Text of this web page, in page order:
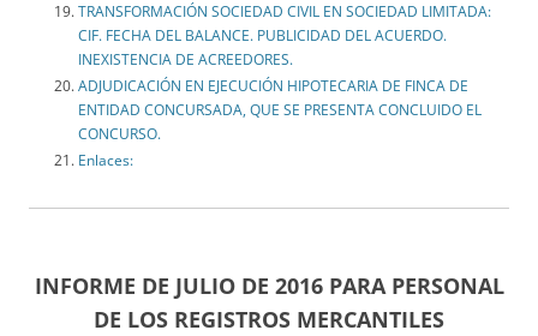
TRANSFORMACIÓN SOCIEDAD CIVIL EN SOCIEDAD LIMITADA:
CIF. FECHA DEL BALANCE. PUBLICIDAD DEL ACUERDO.
INEXISTENCIA DE ACREEDORES.
ADJUDICACIÓN EN EJECUCIÓN HIPOTECARIA DE FINCA DE
ENTIDAD CONCURSADA, QUE SE PRESENTA CONCLUIDO EL
CONCURSO.
Enlaces:
INFORME DE JULIO DE 2016 PARA PERSONAL
DE LOS REGISTROS MERCANTILES